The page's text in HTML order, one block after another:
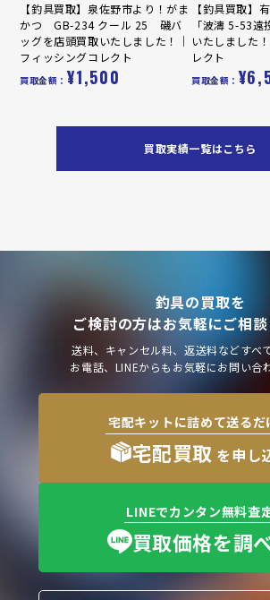
【釣具買取】泉佐野市より！がま
かつ GB-234 クール 25 磯バ
ッグを店頭買取いたしました！｜
フィッシングコレクト
買取金額： ¥1,500
【釣具買取】
「波濤 5-53
いたしました
レクト
買取金額：
買取実績一覧はこちら
釣具の買取を
ご検討の方はお気軽にご相
送料、キャンセル料、返送料などすべ
お電話、LINEからもお気軽にお問い合
宅配キットに詰めて送るだ
宅配買取 を申し
LINEでカンタン無料査
買取価格を調